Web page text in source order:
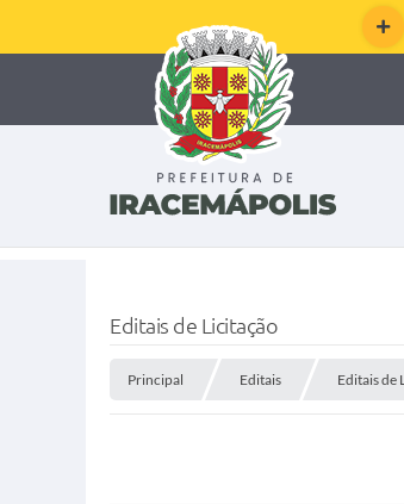
Editais de Licitação
Principal Editais Editais de